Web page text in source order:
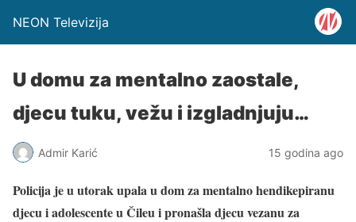
NEON Televizija
U domu za mentalno zaostale,
djecu tuku, vežu i izgladnjuju…
Admir Karić 15 godina ago
Policija je u utorak upala u dom za mentalno hendikepiranu
djecu i adolescente u Čileu i pronašla djecu vezanu za